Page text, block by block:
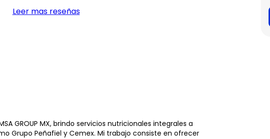
Leer mas reseñas
GROUP MX, brindo servicios nutricionales integrales a
Grupo Peñafiel y Cemex. Mi trabajo consiste en ofrecer